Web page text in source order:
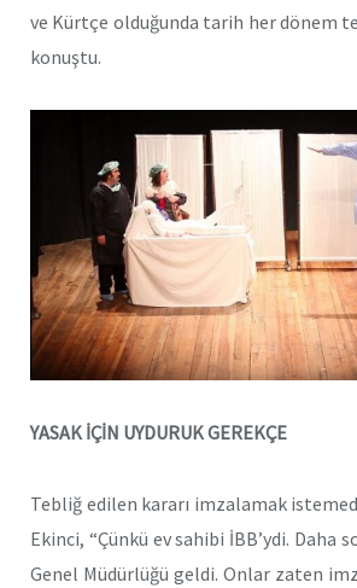
ve Kürtçe olduğunda tarih her dönem
konuştu.
YASAK İÇİN UYDURUK GEREKÇE
Tebliğ edilen kararı imzalamak
Ekinci, “Çünkü ev sahibi İBB’ydi. Daha
Genel Müdürlüğü geldi. Onlar zaten